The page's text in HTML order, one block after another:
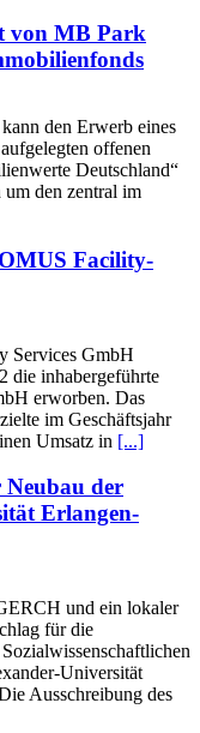
von MB Park
den Erwerb eines
offenen
Deutschland“
um den zentral im
Facility-
Services GmbH
die inhabergeführte
erworben. Das
im Geschäftsjahr
Umsatz in [...]
der
Erlangen-
und ein lokaler
für die
Universität
Ausschreibung des